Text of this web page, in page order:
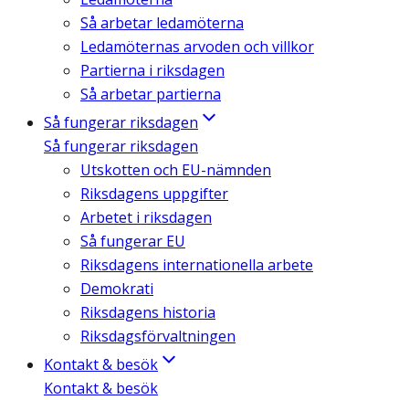
Så arbetar ledamöterna
Ledamöternas arvoden och villkor
Partierna i riksdagen
Så arbetar partierna
Så fungerar riksdagen
Så fungerar riksdagen
Utskotten och EU-nämnden
Riksdagens uppgifter
Arbetet i riksdagen
Så fungerar EU
Riksdagens internationella arbete
Demokrati
Riksdagens historia
Riksdagsförvaltningen
Kontakt & besök
Kontakt & besök